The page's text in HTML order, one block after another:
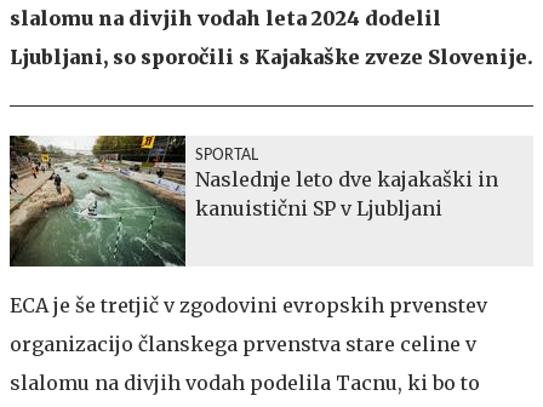
slalomu na divjih vodah leta 2024 dodelil
Ljubljani, so sporočili s Kajakaške zveze Slovenije.
SPORTAL
Naslednje leto dve kajakaški in
kanuistični SP v Ljubljani
ECA je še tretjič v zgodovini evropskih prvenstev
organizacijo članskega prvenstva stare celine v
slalomu na divjih vodah podelila Tacnu, ki bo to